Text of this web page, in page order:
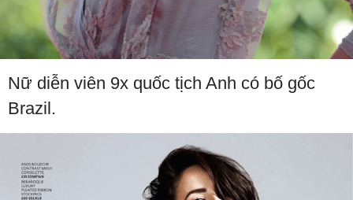
Nữ diễn viên 9x quốc tịch Anh có bố gốc
Brazil.